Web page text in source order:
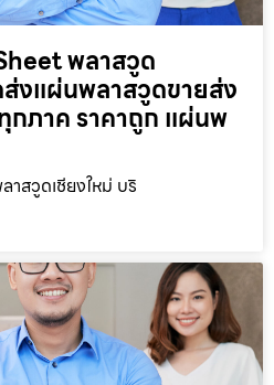
พลาสวูด
ส่งแผ่นพลาสวูดขายส่ง
กภาค ราคาถูก แผ่นพ
สวูดเชียงใหม่ บริ